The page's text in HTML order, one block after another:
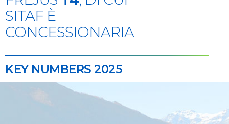
SITAF È
CONCESSIONARIA
KEY NUMBERS 2025